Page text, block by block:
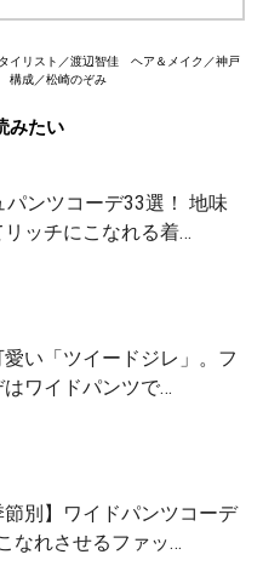
イリスト／渡辺智佳 ヘア＆メイク／神戸
構成／松崎のぞみ
みたい
パンツコーデ33選！ 地味
リッチにこなれる着…
い「ツイードジレ」。フ
ワイドパンツで…
節別】ワイドパンツコーデ
なれさせるファッ…